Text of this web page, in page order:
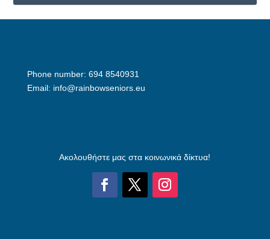
Phone number: 694 8540931
Email: info@rainbowseniors.eu
Ακολουθήστε μας στα κοινωνικά δίκτυα!